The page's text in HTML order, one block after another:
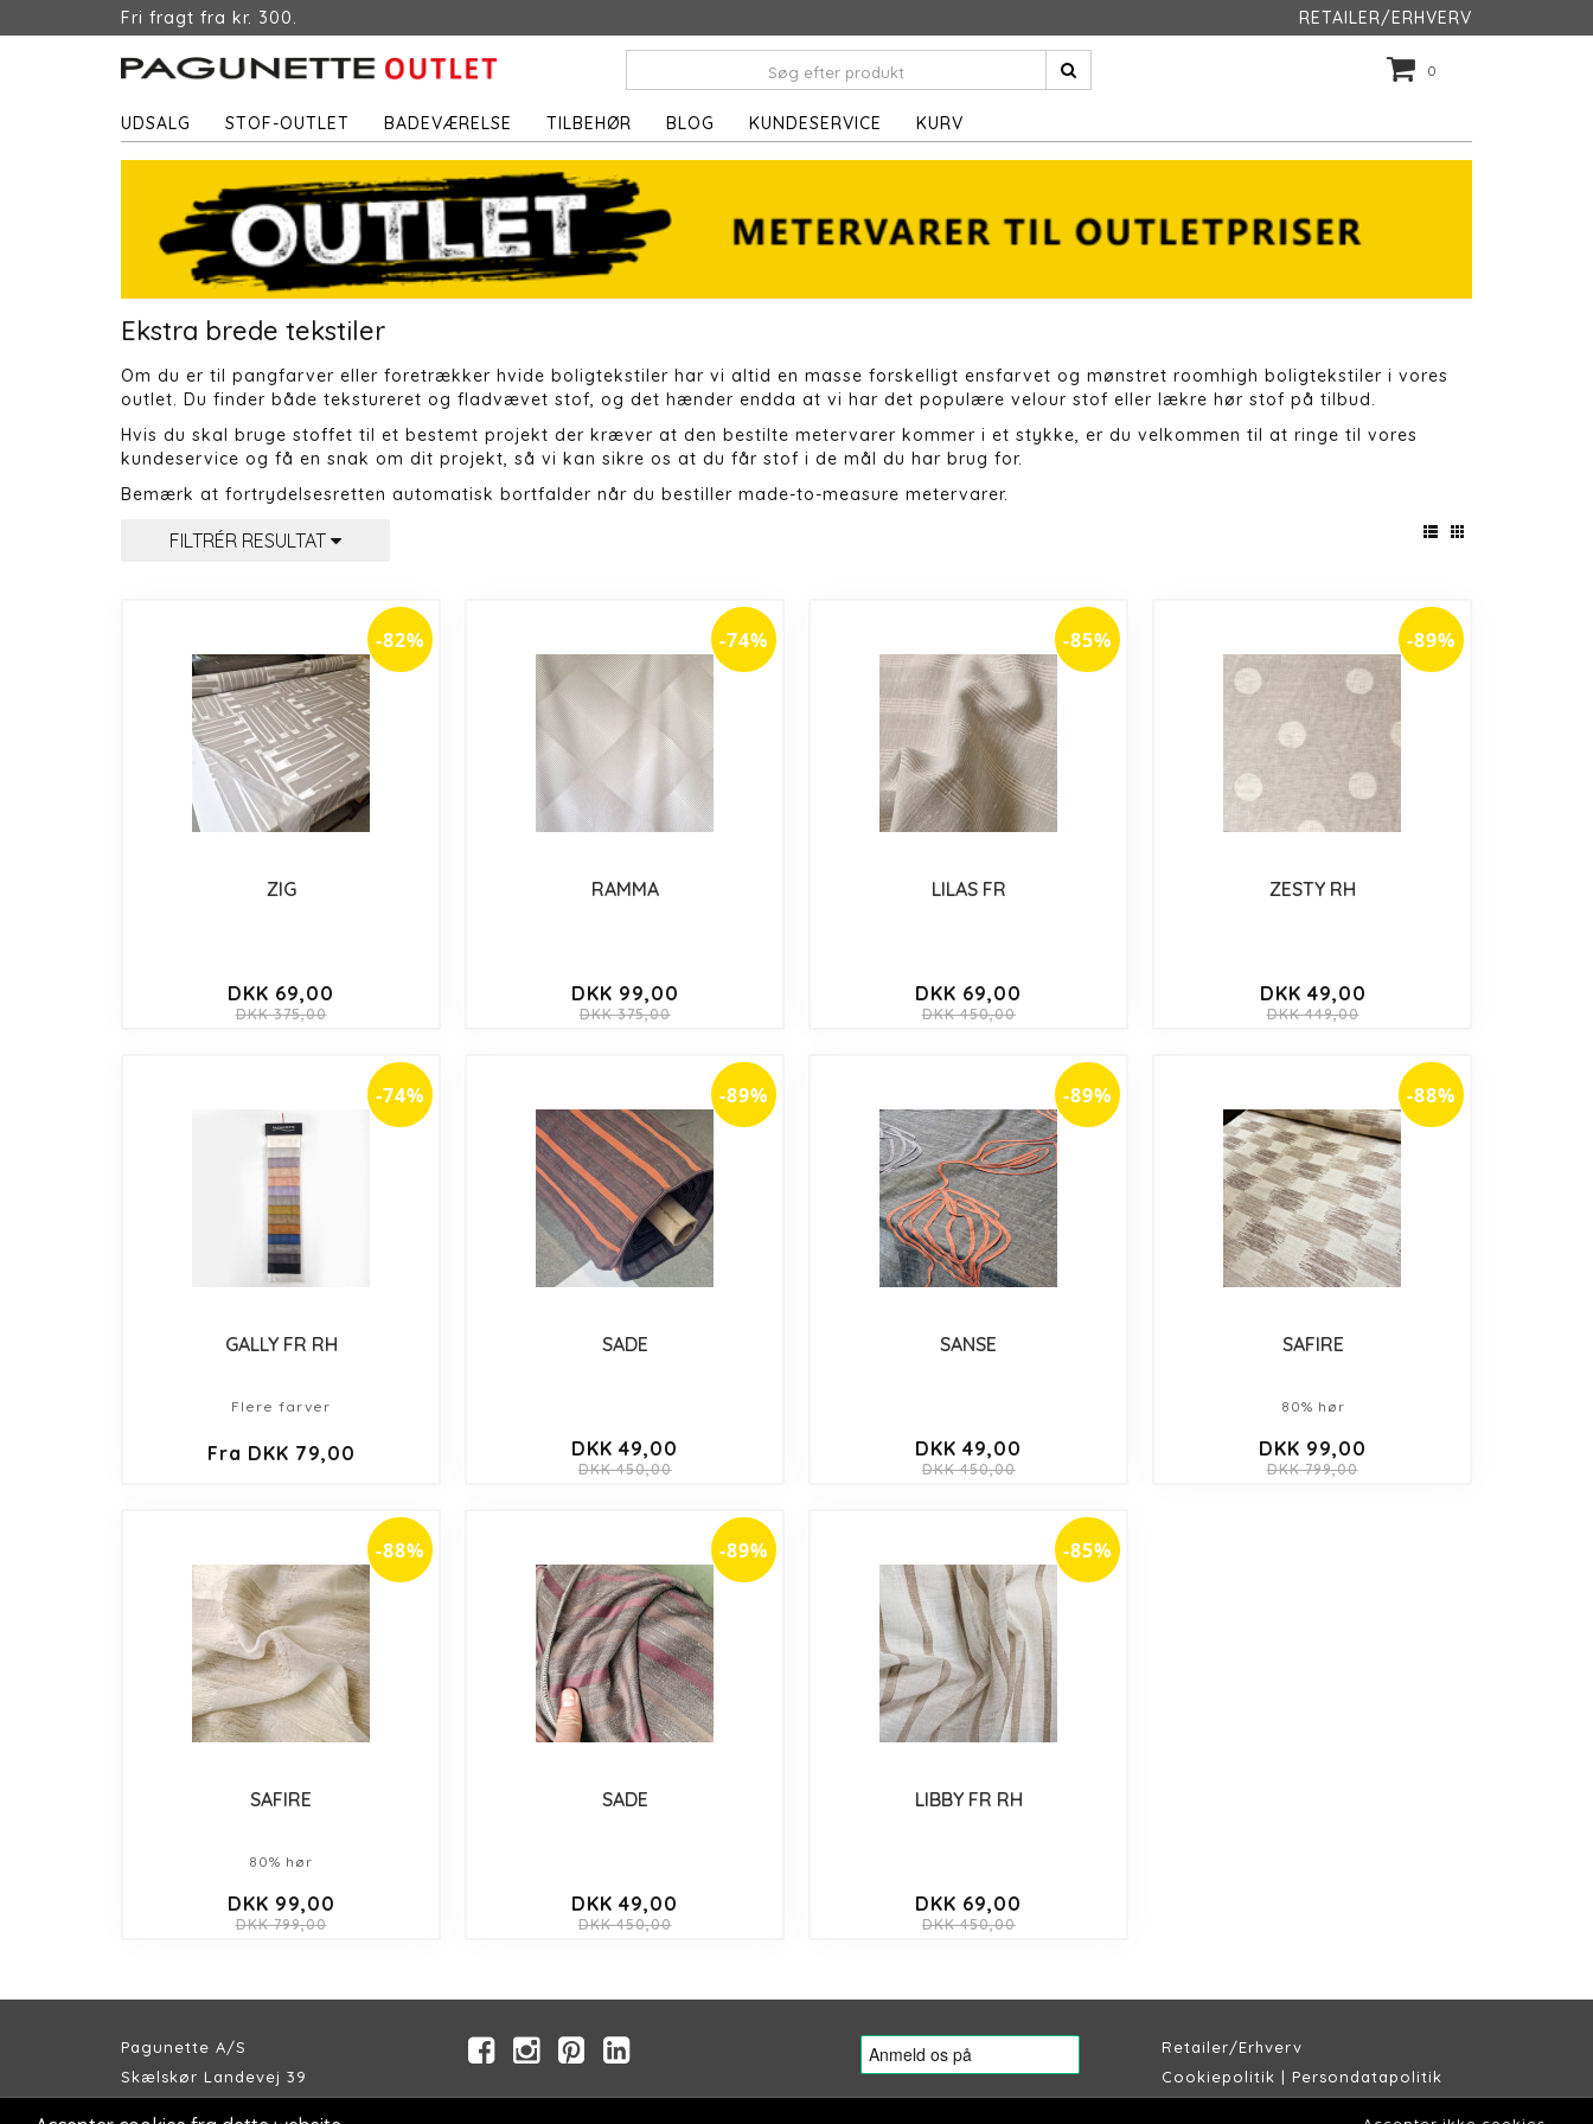
Fri fragt fra kr. 300. RETAILER/ERHVERV
0
UDSALG STOF-OUTLET BADEVÆRELSE TILBEHØR BLOG KUNDESERVICE KURV
Ekstra brede tekstiler
Om du er til pangfarver eller foretrækker hvide boligtekstiler har vi altid en masse forskelligt ensfarvet og mønstret roomhigh boligtekstiler i vores
outlet. Du finder både tekstureret og fladvævet stof, og det hænder endda at vi har det populære velour stof eller lækre hør stof på tilbud.
Hvis du skal bruge stoffet til et bestemt projekt der kræver at den bestilte metervarer kommer i et stykke, er du velkommen til at ringe til vores
kundeservice og få en snak om dit projekt, så vi kan sikre os at du får stof i de mål du har brug for.
Bemærk at fortrydelsesretten automatisk bortfalder når du bestiller made-to-measure metervarer.
FILTRÉR RESULTAT
-82%
ZIG
DKK 69,00
DKK 375,00
-74%
RAMMA
DKK 99,00
DKK 375,00
-85%
LILAS FR
DKK 69,00
DKK 450,00
-89%
ZESTY RH
DKK 49,00
DKK 449,00
-74%
GALLY FR RH
Flere farver
Fra DKK 79,00
-89%
SADE
DKK 49,00
DKK 450,00
-89%
SANSE
DKK 49,00
DKK 450,00
-88%
SAFIRE
80% hør
DKK 99,00
DKK 799,00
-88%
SAFIRE
80% hør
DKK 99,00
DKK 799,00
-89%
SADE
DKK 49,00
DKK 450,00
-85%
LIBBY FR RH
DKK 69,00
DKK 450,00
Pagunette A/S
Skælskør Landevej 39
Retailer/Erhverv
Cookiepolitik | Persondatapolitik